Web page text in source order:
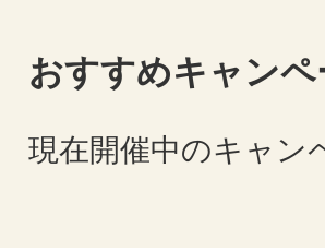
おすすめキャンペ
現在開催中のキャン